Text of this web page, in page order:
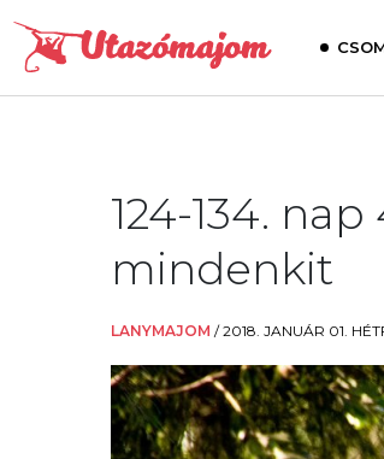
124-134.
mindenkit
LANYMAJOM /2018. JANUÁR 01.